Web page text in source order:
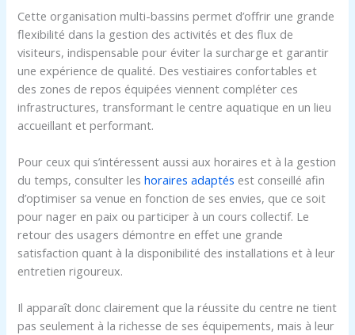
Cette organisation multi-bassins permet d’offrir une grande
flexibilité dans la gestion des activités et des flux de
visiteurs, indispensable pour éviter la surcharge et garantir
une expérience de qualité. Des vestiaires confortables et
des zones de repos équipées viennent compléter ces
infrastructures, transformant le centre aquatique en un lieu
accueillant et performant.
Pour ceux qui s’intéressent aussi aux horaires et à la gestion
du temps, consulter leshoraires adaptés est conseillé afin
d’optimiser sa venue en fonction de ses envies, que ce soit
pour nager en paix ou participer à un cours collectif. Le
retour des usagers démontre en effet une grande
satisfaction quant à la disponibilité des installations et à leur
entretien rigoureux.
Il apparaît donc clairement que la réussite du centre ne tient
pas seulement à la richesse de ses équipements, mais à leur